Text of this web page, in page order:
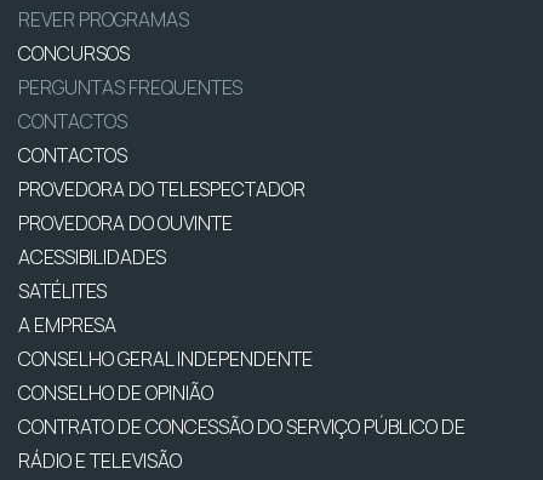
REVER PROGRAMAS
CONCURSOS
PERGUNTAS FREQUENTES
CONTACTOS
CONTACTOS
PROVEDORA DO TELESPECTADOR
PROVEDORA DO OUVINTE
ACESSIBILIDADES
SATÉLITES
A EMPRESA
CONSELHO GERAL INDEPENDENTE
CONSELHO DE OPINIÃO
CONTRATO DE CONCESSÃO DO SERVIÇO PÚBLICO DE
RÁDIO E TELEVISÃO